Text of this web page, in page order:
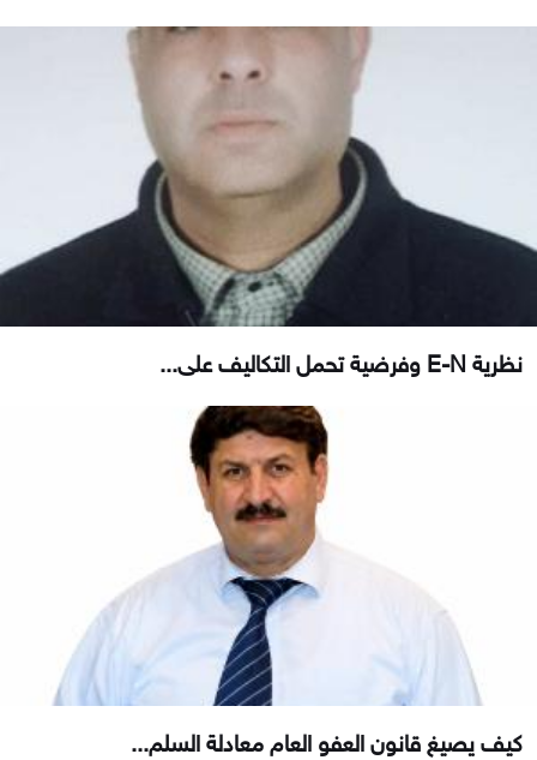
نظرية E-N وفرضية تحمل التكاليف على...
كيف يصيغ قانون العفو العام معادلة السلم...